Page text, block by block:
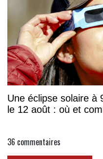
Une éclipse solaire à
le 12 août : où et
36 commentaires